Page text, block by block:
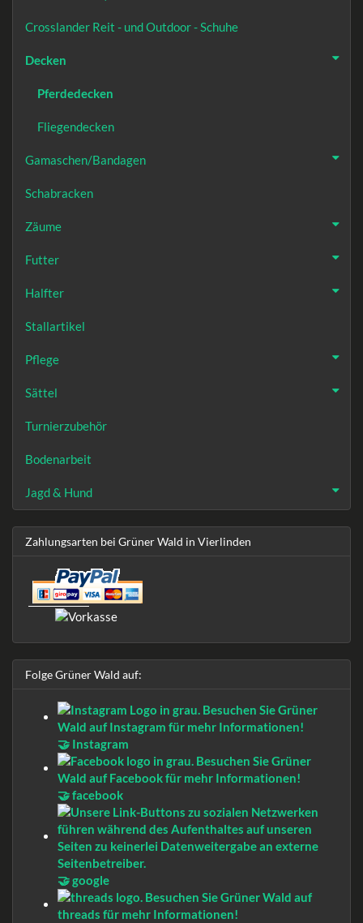
Crosslander Reit - und Outdoor - Schuhe
Decken
Pferdedecken
Fliegendecken
Gamaschen/Bandagen
Schabracken
Zäume
Futter
Halfter
Stallartikel
Pflege
Sättel
Turnierzubehör
Bodenarbeit
Jagd & Hund
Zahlungsarten bei Grüner Wald in Vierlinden
Folge Grüner Wald auf:
🤝 Instagram
🤝 facebook
🤝 google